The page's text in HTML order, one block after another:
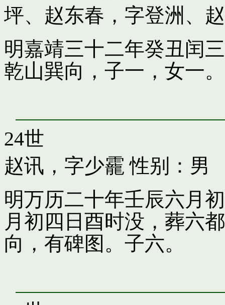
坪、 赵东春，字登洲 、
明嘉靖三十二年癸丑闰
乾山巽向，子一，女一。
24世
赵讯，字少靇 性别：男
明万历二十年壬辰六月
月初四日酉时没，葬六
向，有碑图。子六。